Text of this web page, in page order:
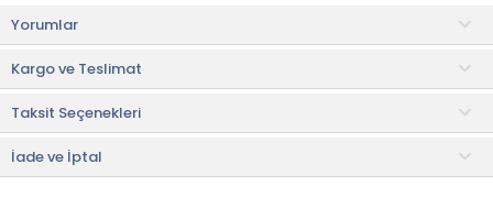
dinlenme alanları için harika bir dekoratif öğe olarak
kullanılabilir.
Kullanım ve Bakım Bilgileri
• Elde yıkamaya uygundur.
• Ütüleme yapmayınız.
• Kuru temizleme yapılmaz.
• Kurutma makinesinde kurutmaya uygun değildir.
Yorumlar
Kargo ve Teslimat
Taksit Seçenekleri
İade ve İptal